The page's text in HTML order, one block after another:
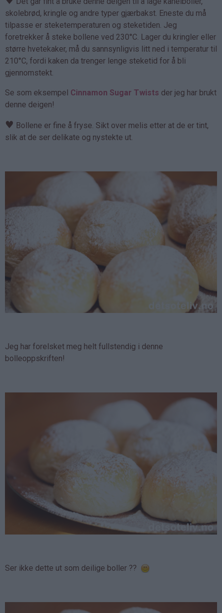
skolebrød, kringle og andre typer gjærbakst. Eneste du må
tilpasse er steketemperaturen og steketiden. Jeg
foretrekker å steke bollene ved 230°C. Lager du kringler eller
større hvetekaker, må du sannsynligvis litt ned i temperatur til
210°C, fordi kaken da trenger lenge steketid for å bli
gjennomstekt.
Se som eksempel Cinnamon Sugar Twists der jeg har brukt
denne deigen!
♥ Bollene er fine å fryse. Sikt over melis etter at de er tint,
slik at de ser delikate og nystekte ut.
Jeg har forelsket meg helt fullstendig i denne
bolleoppskriften!
Ser ikke dette ut som deilige boller ??